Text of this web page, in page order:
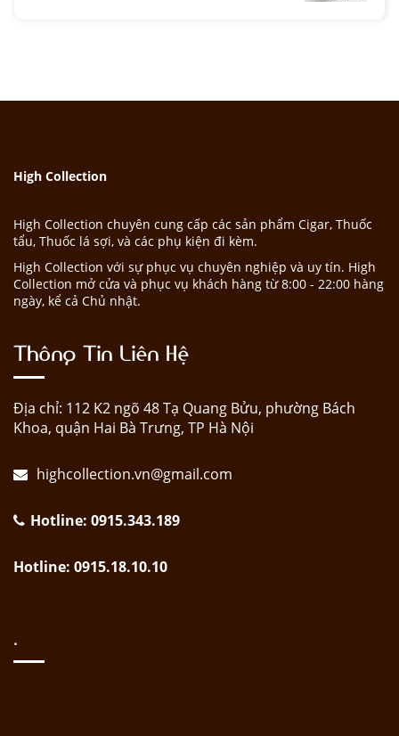
High Collection
High Collection chuyên cung cấp các sản phẩm Cigar, Thuốc
tẩu, Thuốc lá sợi, và các phụ kiện đi kèm.
High Collection với sự phục vụ chuyên nghiệp và uy tín. High
Collection mở cửa và phục vụ khách hàng từ 8:00 - 22:00 hàng
ngày, kể cả Chủ nhật.
Thông Tin Liên Hệ
Địa chỉ: 112 K2 ngõ 48 Tạ Quang Bửu, phường Bách
Khoa, quận Hai Bà Trưng, TP Hà Nội
highcollection.vn@gmail.com
Hotline: 0915.343.189
Hotline: 0915.18.10.10
.